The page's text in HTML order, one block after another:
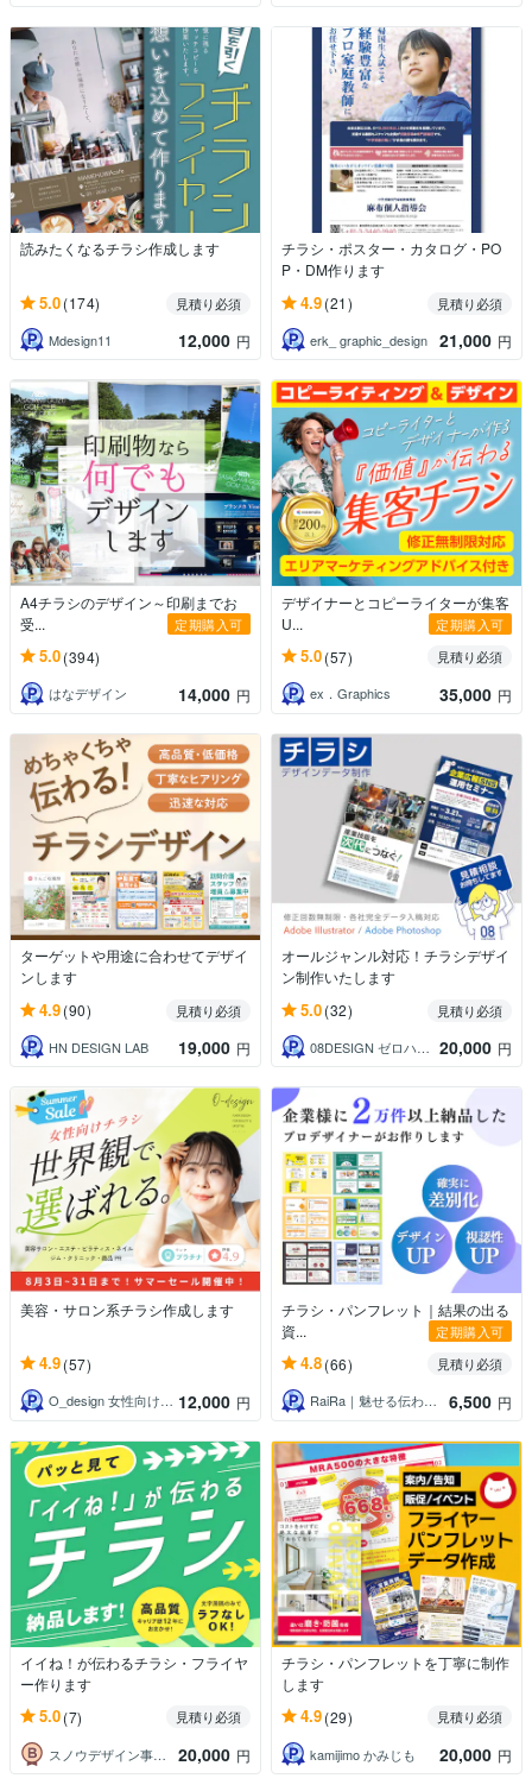
読みたくなるチラシ作成します
5.0(174)
見積り必須
Mdesign11
12,000 円
チラシ・ポスター・カタログ・PO
P・DM作ります
4.9(21)
見積り必須
erk_ graphic_design
21,000 円
A4チラシのデザイン～印刷までお
受...
定期購入可
5.0(394)
はなデザイン 14,000 円
デザイナーとコピーライターが集客
U...
定期購入可
5.0(57)
見積り必須
ex．Graphics
35,000 円
ターゲットや用途に合わせてデザイ
ンします
4.9(90)
見積り必須
HN DESIGN LAB
19,000 円
オールジャンル対応！チラシデザイ
ン制作いたします
5.0(32)
見積り必須
08DESIGN ゼロハチデザイン
20,000 円
美容・サロン系チラシ作成します
4.9(57)
O_design 女性向け・美容デザイン 12,000 円
チラシ・パンフレット｜結果の出る
資...
定期購入可
4.8(66)
見積り必須
RaiRa｜魅せる伝わるデザイン。
6,500 円
イイね！が伝わるチラシ・フライヤ
ー作ります
5.0(7)
見積り必須
スノウデザイン事務所
20,000 円
チラシ・パンフレットを丁寧に制作
します
4.9(29)
見積り必須
kamijimo かみじも
20,000 円